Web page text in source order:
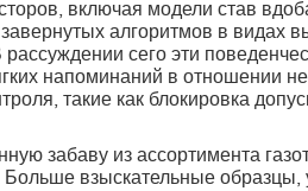
включая модели став
алгоритмов в видах
сего эти
напоминаний в отношении
такие как блокировка
забаву из ассортимента
Больше взыскательные